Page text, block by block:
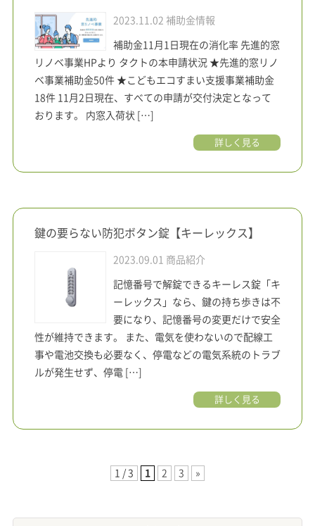
2023.11.02 補助金情報
補助金11月1日現在の消化率 先進的窓
リノベ事業HPより タクトの本申請状況 ★先進的窓リノ
ベ事業補助金50件 ★こどもエコすまい支援事業補助金
18件 11月2日現在、すべての申請が交付決定となって
おります。 内窓入荷状 […]
詳しく見る
鍵の要らない防犯ボタン錠【キーレックス】
2023.09.01 商品紹介
記憶番号で解錠できるキーレス錠「キ
ーレックス」なら、鍵の持ち歩きは不
要になり、記憶番号の変更だけで安全
性が維持できます。 また、電気を使わないので配線工
事や電池交換も必要なく、停電などの電気系統のトラブ
ルが発生せず、停電 […]
詳しく見る
1 / 3 1 2 3 »